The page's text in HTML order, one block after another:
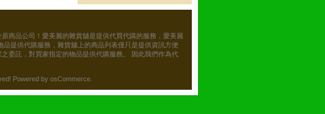
商品公司！愛美麗的雜貨舖是提供代買代購的服務，愛美麗
提供代購服務，雜貨舖上的商品列表僅只是提供資訊方便
委託，對買家指定的物品提供代購服務。 因此我們作為代
Powered by osCommerce.